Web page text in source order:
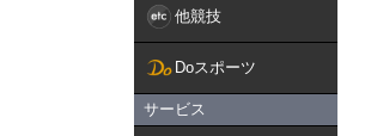
他競技
Doスポーツ
サービス